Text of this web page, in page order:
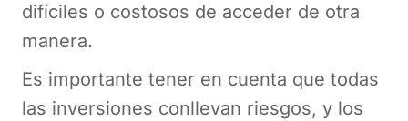
difíciles o costosos de acceder de otra
manera.
Es importante tener en cuenta que todas
las inversiones conllevan riesgos, y los